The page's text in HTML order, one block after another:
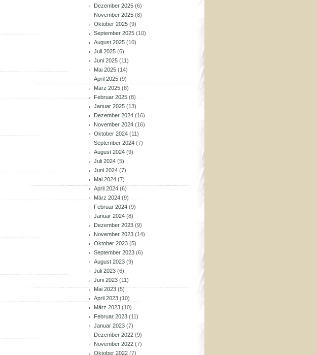
Dezember 2025 (6)
November 2025 (8)
Oktober 2025 (9)
September 2025 (10)
August 2025 (10)
Juli 2025 (6)
Juni 2025 (11)
Mai 2025 (14)
April 2025 (9)
März 2025 (8)
Februar 2025 (8)
Januar 2025 (13)
Dezember 2024 (16)
November 2024 (16)
Oktober 2024 (11)
September 2024 (7)
August 2024 (9)
Juli 2024 (5)
Juni 2024 (7)
Mai 2024 (7)
April 2024 (6)
März 2024 (9)
Februar 2024 (9)
Januar 2024 (8)
Dezember 2023 (9)
November 2023 (14)
Oktober 2023 (5)
September 2023 (6)
August 2023 (9)
Juli 2023 (6)
Juni 2023 (11)
Mai 2023(5)
April 2023 (10)
März 2023 (10)
Februar 2023 (11)
Januar 2023 (7)
Dezember 2022 (9)
November 2022 (7)
Oktober 2022 (7)